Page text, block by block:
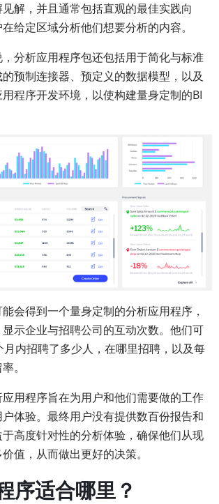
解，并且通常包括直观的最佳实践向
给定区域分析他们想要分析的内容。
分析应用程序包还包括用于简化与标准
预制连接器、预定义的数据模型，以及
程序开发环境，以使构建量身定制的BI
会得到一个量身定制的分析应用程序，
示企业与招聘公司的互动次数。他们可
内招聘了多少人，在哪里招聘，以及每
。
用程序旨在为用户和他们需要做的工作
体验。最终用户没有提供数百份报告和
高度针对性的分析体验，确保他们从现
值，从而做出更好的决策。
序适合哪里？